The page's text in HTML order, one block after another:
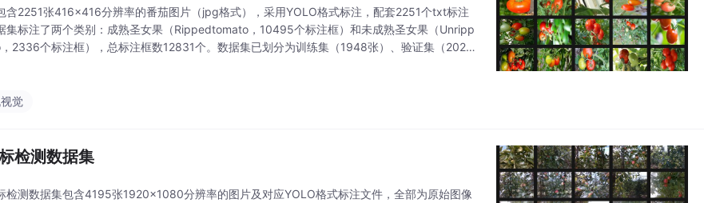
含2251张416x416分辨率的番茄图片（jpg格式），采用YOLO格式标注，配套2251个txt标注
集标注了两个类别：成熟圣女果（Rippedtomato，10495个标注框）和未成熟圣女果（Unripp
2336个标注框），总标注框数12831个。数据集已划分为训练集（1948张）、验证集（202
觉
检测数据集
检测数据集包含4195张1920x1080分辨率的图片及对应YOLO格式标注文件，全部为原始图像